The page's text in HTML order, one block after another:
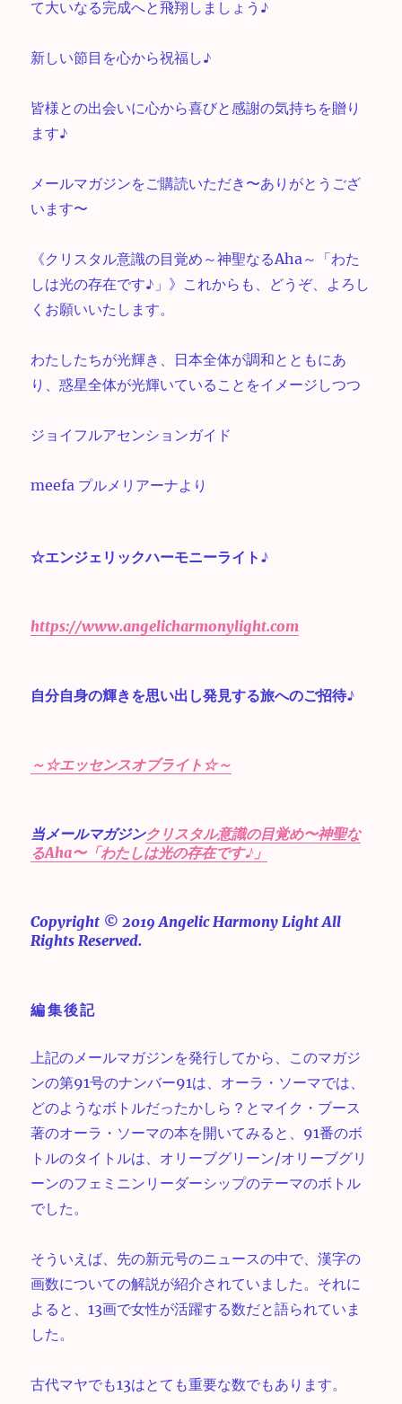
て大いなる完成へと飛翔しましょう♪
新しい節目を心から祝福し♪
皆様との出会いに心から喜びと感謝の気持ちを贈り
ます♪
メールマガジンをご購読いただき〜ありがとうござ
います〜
《クリスタル意識の目覚め～神聖なるAha～「わた
しは光の存在です♪」》これからも、どうぞ、よろし
くお願いいたします。
わたしたちが光輝き、日本全体が調和とともにあ
り、惑星全体が光輝いていることをイメージしつつ
ジョイフルアセンションガイド
meefa プルメリアーナより
☆エンジェリックハーモニーライト♪
https://www.angelicharmonylight.com
自分自身の輝きを思い出し発見する旅へのご招待♪
～☆エッセンスオブライト☆～
当メールマガジンクリスタル意識の目覚め〜神聖な
るAha〜「わたしは光の存在です♪」
Copyright © 2019 Angelic Harmony Light All
Rights Reserved.
編集後記
上記のメールマガジンを発行してから、このマガジ
ンの第91号のナンバー91は、オーラ・ソーマでは、
どのようなボトルだったかしら？とマイク・ブース
著のオーラ・ソーマの本を開いてみると、91番のボ
トルのタイトルは、オリーブグリーン/オリーブグリ
ーンのフェミニンリーダーシップのテーマのボトル
でした。
そういえば、先の新元号のニュースの中で、漢字の
画数についての解説が紹介されていました。それに
よると、13画で女性が活躍する数だと語られていま
した。
古代マヤでも13はとても重要な数でもあります。